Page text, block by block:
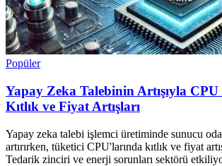
Popüler
Yapay Zeka Talebinin Artışıyla
Kıtlık ve Fiyat Artışları
Yapay zeka talebi işlemci üretiminde sunucu
artırırken, tüketici CPU'larında kıtlık ve fiyat
Tedarik zinciri ve enerji sorunları sektörü